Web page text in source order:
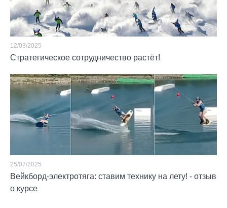
Стратегическое сотрудничество растёт!
12/03/2025
Вейкборд-электротяга: ставим технику на лету! - отзыв
о курсе
25/07/2025